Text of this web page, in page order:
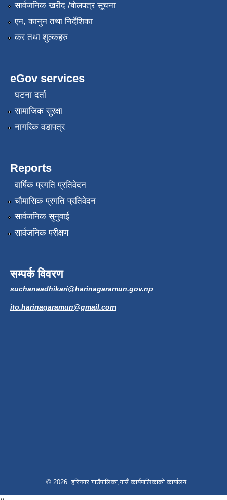
सार्वजनिक खरीद /बोलपत्र सूचना
एन, कानुन तथा निर्देशिका
कर तथा शुल्कहरु
eGov services
घटना दर्ता
सामाजिक सुरक्षा
नागरिक वडापत्र
Reports
वार्षिक प्रगति प्रतिवेदन
चौमासिक प्रगति प्रतिवेदन
सार्वजनिक सुनुवाई
सार्वजनिक परीक्षण
सम्पर्क विवरण
suchanaadhikari@harinagaramun.gov.np
ito.harinagaramun@gmail.com
© 2026 हरिनगर गाउँपालिका,गाउँ कार्यपालिकाको कार्यालय